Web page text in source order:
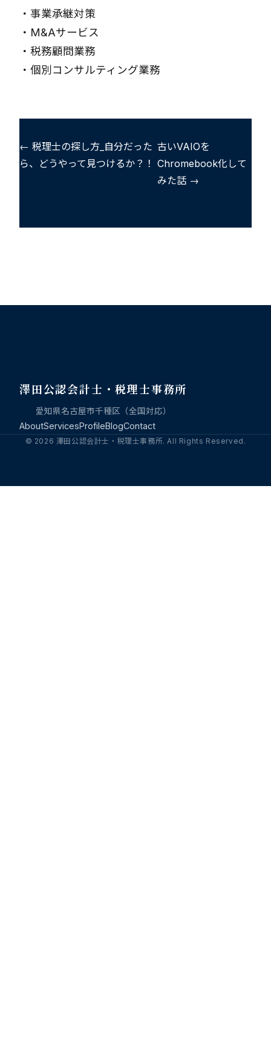
・ 事業承継対策
・ M&Aサービス
・ 税務顧問業務
・ 個別コンサルティング業務
← 税理士の探し方_自分だった
ら、どうやって見つけるか？！
古いVAIOを
Chromebook化して
みた話 →
澤田公認会計士・税理士事務所
愛知県名古屋市千種区（全国対応）
AboutServicesProfileBlogContact
© 2026 澤田公認会計士・税理士事務所. All Rights Reserved.